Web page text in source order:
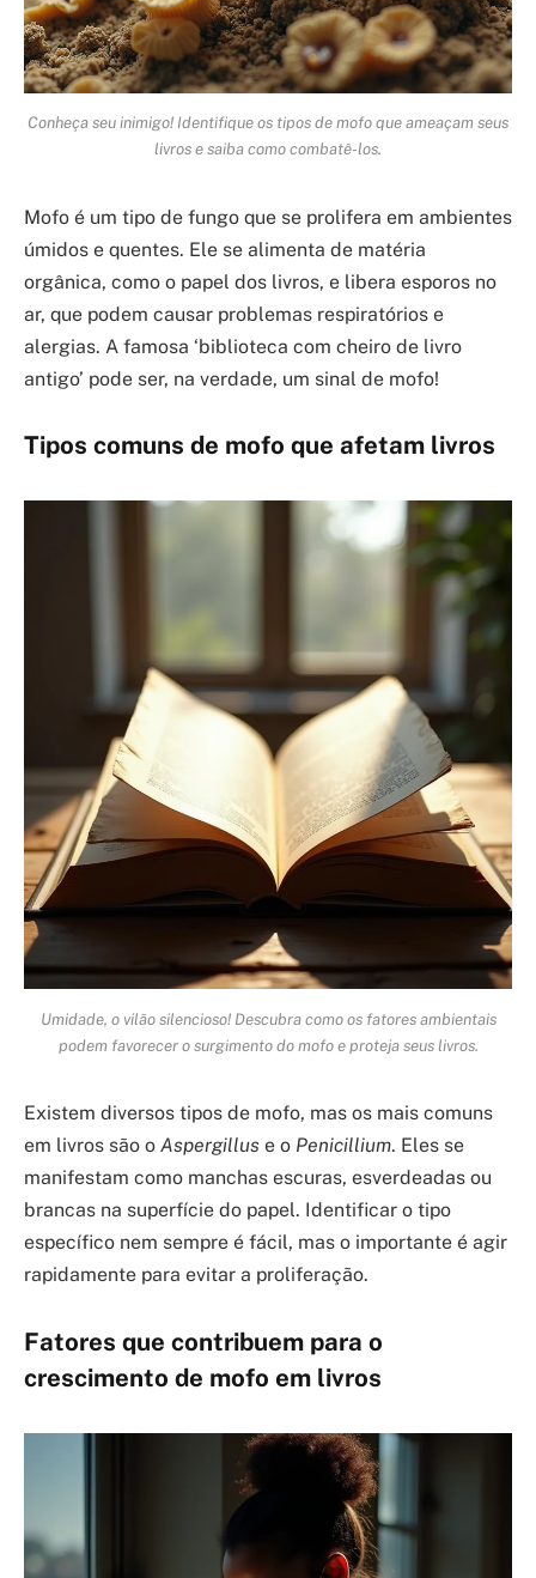
Conheça seu inimigo! Identifique os tipos de mofo que ameaçam seus
livros e saiba como combatê-los.
Mofo é um tipo de fungo que se prolifera em ambientes
úmidos e quentes. Ele se alimenta de matéria
orgânica, como o papel dos livros, e libera esporos no
ar, que podem causar problemas respiratórios e
alergias. A famosa ‘biblioteca com cheiro de livro
antigo’ pode ser, na verdade, um sinal de mofo!
Tipos comuns de mofo que afetam livros
Umidade, o vilão silencioso! Descubra como os fatores ambientais
podem favorecer o surgimento do mofo e proteja seus livros.
Existem diversos tipos de mofo, mas os mais comuns
em livros são o Aspergillus e o Penicillium. Eles se
manifestam como manchas escuras, esverdeadas ou
brancas na superfície do papel. Identificar o tipo
específico nem sempre é fácil, mas o importante é agir
rapidamente para evitar a proliferação.
Fatores que contribuem para o
crescimento de mofo em livros